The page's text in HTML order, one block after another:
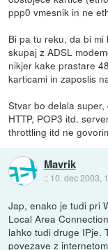
ppp0 vmesnik in ne
Bi pa tu reku, da bi
skupaj z ADSL
nikjer kake prastare
karticami in zaposlis
Stvar bo delala super,
HTTP, POP3 itd.
throttling itd ne
Mavrik
:: 10. dec 2003,
Jap, enako je tudi pri
Local Area
lahko tudi druge IPje.
povezave z